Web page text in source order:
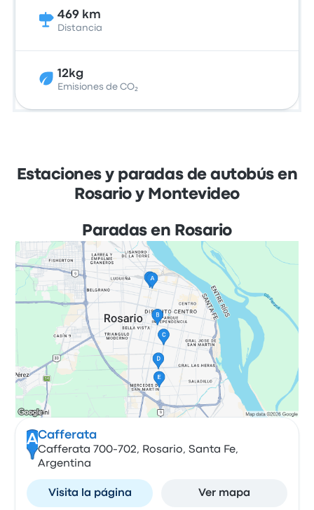
469 km
Distancia
12kg
Emisiones de CO₂
Estaciones y paradas de autobús en
Rosario y Montevideo
Paradas en Rosario
ACafferata
Cafferata 700-702, Rosario, Santa Fe,
Argentina
Visita la página Ver mapa